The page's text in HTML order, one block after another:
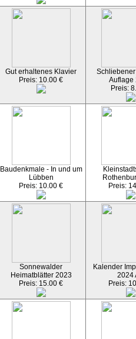
Gut erhaltenes Klavier
Preis: 10.00 €
Auflage
Preis:
Baudenkmale - In und um
Lübben
Preis: 10.00 €
Preis:
Sonnewalder
Heimatblätter 2023
Preis: 15.00 €
Kalender
2024
Preis: